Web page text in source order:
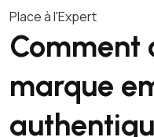
Place à l'Expert
Comment
marque